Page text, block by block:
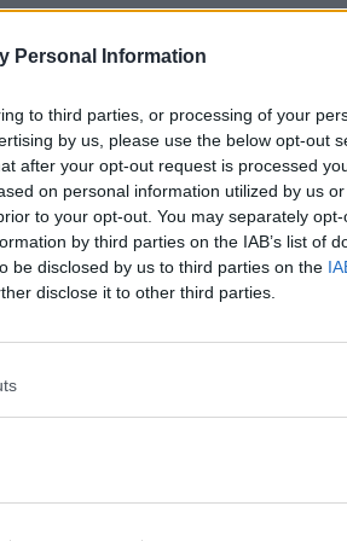
Personal Information
to third parties, or processing of your
by us, please use the below opt-out
after your opt-out request is processed
on personal information utilized by us
to your opt-out. You may separately
by third parties on the IAB’s list of
be disclosed by us to third parties on the
disclose it to other third parties.
kis mennyiségűt is. A
az energiaszint
naponta kilométereket futni
intenzitású mozgás,
ami instant energialöketet
oxigént szállítanak.
kapacitást lehetővé
és ez csökkenti a sejt teljes
és nyugtalanság
vizet iszol.